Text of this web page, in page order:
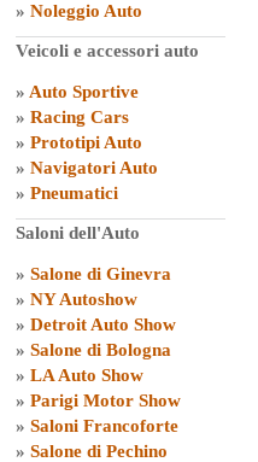
» Noleggio Auto
Veicoli e accessori auto
» Auto Sportive
» Racing Cars
» Prototipi Auto
» Navigatori Auto
» Pneumatici
Saloni dell'Auto
» Salone di Ginevra
» NY Autoshow
» Detroit Auto Show
» Salone di Bologna
» LA Auto Show
» Parigi Motor Show
» Saloni Francoforte
» Salone di Pechino